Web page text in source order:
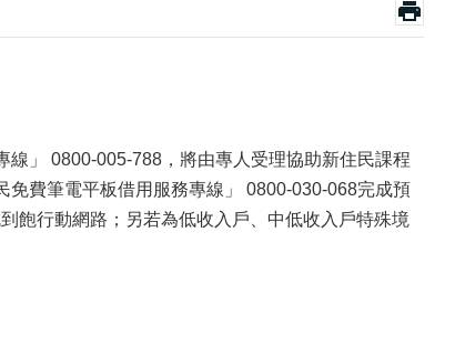
」 0800-005-788，將由專人受理協助新住民課程
費筆電平板借用服務專線」 0800-030-068完成預
飽行動網路；另若為低收入戶、中低收入戶特殊境